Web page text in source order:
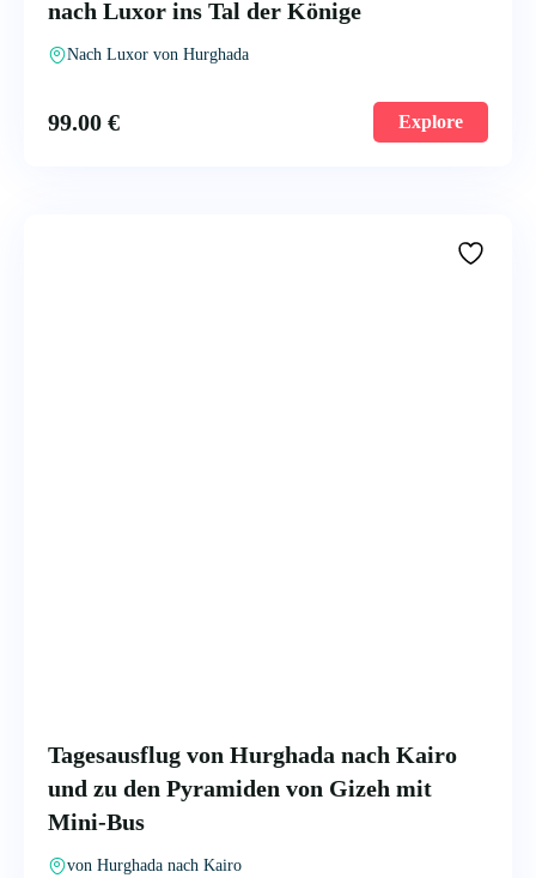
nach Luxor ins Tal der Könige
Nach Luxor von Hurghada
99.00 € Explore
Tagesausflug von Hurghada nach Kairo
und zu den Pyramiden von Gizeh mit
Mini-Bus
von Hurghada nach Kairo